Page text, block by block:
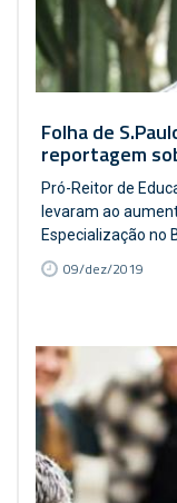
Folha de
reportagem
Pró-Reitor de
levaram ao
Especialização no
09/dez/2019